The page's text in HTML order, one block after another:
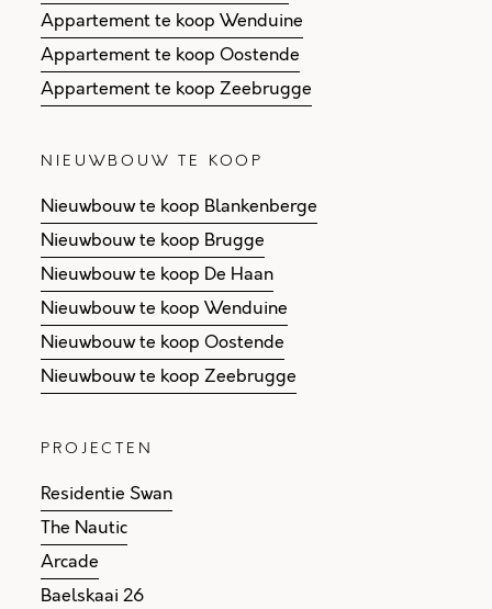
Appartement te koop Wenduine
Appartement te koop Oostende
Appartement te koop Zeebrugge
NIEUWBOUW TE KOOP
Nieuwbouw te koop Blankenberge
Nieuwbouw te koop Brugge
Nieuwbouw te koop De Haan
Nieuwbouw te koop Wenduine
Nieuwbouw te koop Oostende
Nieuwbouw te koop Zeebrugge
PROJECTEN
Residentie Swan
The Nautic
Arcade
Baelskaai 26